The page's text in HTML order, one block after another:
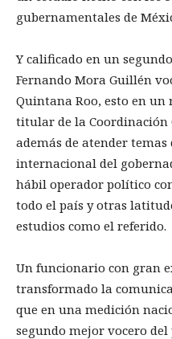
gubernamentales de
Y calificado en un
Fernando Mora Guillén
Quintana Roo, esto en
titular de la Coordinación
además de atender
internacional del
hábil operador político
todo el país y otras
estudios como el referido.
Un funcionario con gran
transformado la
que en una medición
segundo mejor vocero